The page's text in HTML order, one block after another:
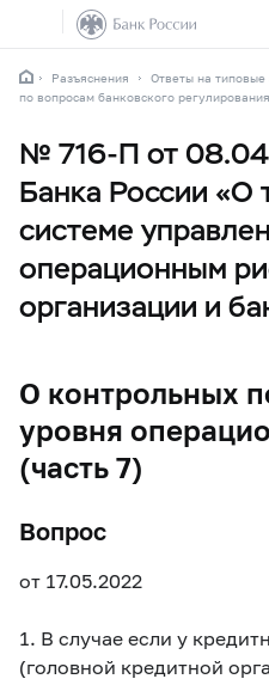
Разъяснения
Ответы на типовые
по вопросам банковского
№ 716-П от
Банка России «О
системе
операционным
организации и
О контрольных
уровня
(часть 7)
Вопрос
от 17.05.2022
1. В случае если у
(головной кредитной